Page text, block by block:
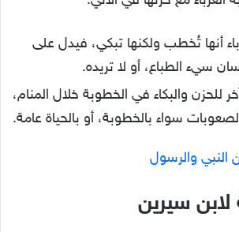
أنها تُخطب ولكنها تبكي، فيدل على
سيء الطباع، أو لا تريده.
للحزن والبكاء في الخطوبة خلال المنام،
سواء بالخطوبة، أو بالحياة عامة.
النبي والرسول
لابن سيرين